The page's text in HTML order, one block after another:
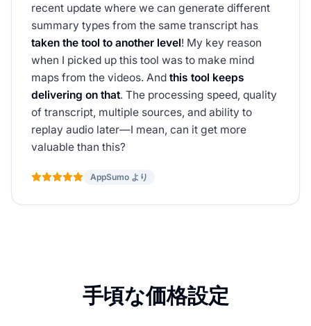
recent update where we can generate different
summary types from the same transcript has
taken the tool to another level! My key reason
when I picked up this tool was to make mind
maps from the videos. And this tool keeps
delivering on that. The processing speed, quality
of transcript, multiple sources, and ability to
replay audio later—I mean, can it get more
valuable than this?
AppSumo より
手頃な価格設定